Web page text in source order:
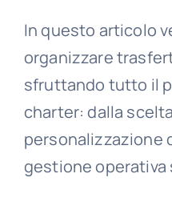
In questo articolo
organizzare
sfruttando tutto il
charter: dalla
personalizzazione
gestione operativa